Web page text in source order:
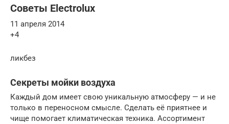
Советы Electrolux
11 апреля 2014
+4
ликбез
Секреты мойки воздуха
Каждый дом имеет свою уникальную атмосферу — и не
только в переносном смысле. Сделать её приятнее и
чище помогает климатическая техника. Ассортимент